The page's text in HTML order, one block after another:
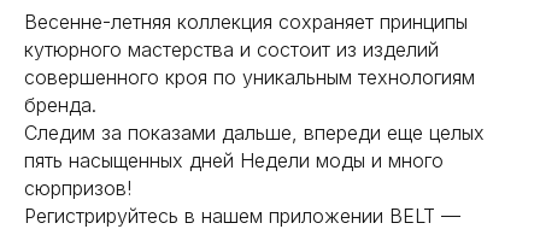
Весенне-летняя коллекция сохраняет принципы
кутюрного мастерства и состоит из изделий
совершенного кроя по уникальным технологиям
бренда.
Следим за показами дальше, впереди еще целых
пять насыщенных дней Недели моды и много
сюрпризов!
Регистрируйтесь в нашем приложении BELT —